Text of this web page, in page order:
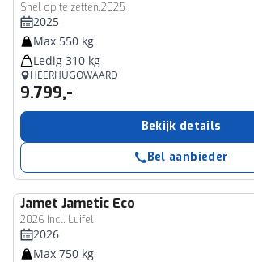
Snel op te zetten,2025
2025
Max 550 kg
Ledig 310 kg
HEERHUGOWAARD
9.799,-
Bekijk details
Bel aanbieder
Jamet Jametic Eco
2026 Incl. Luifel!
2026
Max 750 kg